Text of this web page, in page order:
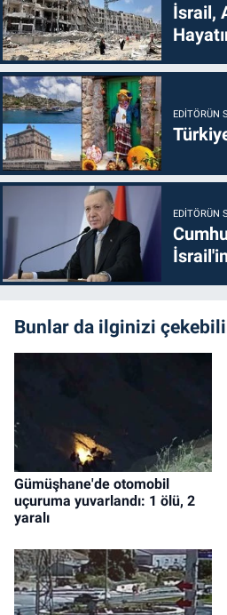
İsrail,
EDITÖRÜN
EDITÖRÜN
Bunlar da ilginizi
Gümüşhane'de otomobil
uçuruma yuvarlandı: 1 ölü, 2
yaralı